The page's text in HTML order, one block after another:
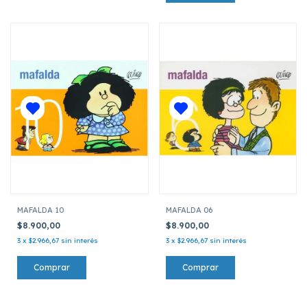
MAFALDA 10
$8.900,00
3 x $2.966,67 sin interés
MAFALDA 06
$8.900,00
3 x $2.966,67 sin interés